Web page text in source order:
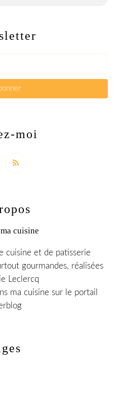
moi
cuisine et de patisserie
gourmandes, réalisées
Leclercq
ma cuisine sur le portail